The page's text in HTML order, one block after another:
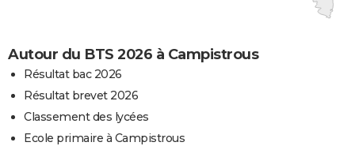
Autour du BTS 2026 à Campistrous
Résultat bac 2026
Résultat brevet 2026
Classement des lycées
Ecole primaire à Campistrous